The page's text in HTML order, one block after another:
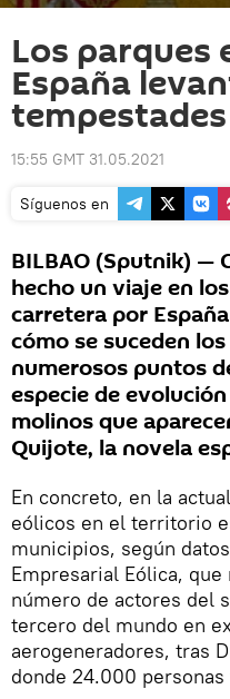
Los parques
España
tempestades
15:55 GMT 31.05.2021
Síguenos en
BILBAO (Sputnik) —
hecho un viaje en
carretera por
cómo se suceden
numerosos puntos
especie de
molinos que
Quijote, la novela
En concreto, en la
eólicos en el territorio
municipios, según
Empresarial Eólica,
número de actores del
tercero del mundo en
aerogeneradores, tras
donde 24.000